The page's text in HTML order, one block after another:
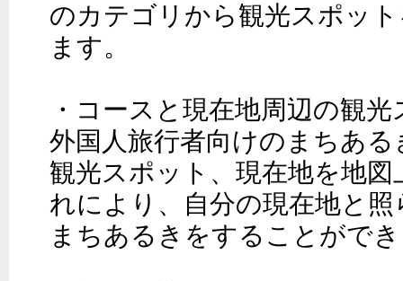
のカテゴリから観光スポッ
ます。
・コースと現在地周辺の観
外国人旅行者向けのまちあ
観光スポット、現在地を地
れにより、自分の現在地と
まちあるきをすることがで